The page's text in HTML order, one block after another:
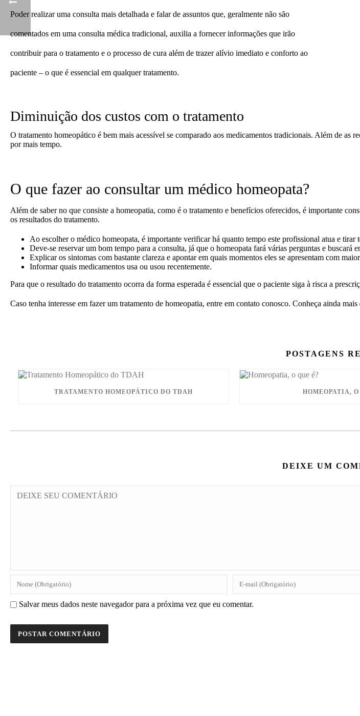
Poder realizar uma consulta mais detalhada e falar de assuntos que, geralmente não são
comentados em uma consulta médica tradicional, auxilia a fornecer informações que irão
contribuir para o tratamento e o processo de cura além de trazer alívio imediato e conforto ao
paciente – o que é essencial em qualquer tratamento.
Diminuição dos custos com o tratamento
O tratamento homeopático é bem mais acessível se comparado aos medicamentos tradicionais. Além de as
por mais tempo.
O que fazer ao consultar um médico homeopata?
Além de saber no que consiste a homeopatia, como é o tratamento e benefícios oferecidos, é importante
os resultados do tratamento.
Ao escolher o médico homeopata, é importante verificar há quanto tempo este profissional atua e tirar
Deve-se reservar um bom tempo para a consulta, já que o homeopata fará várias perguntas e buscará
Explicar os sintomas com bastante clareza e apontar em quais momentos eles se apresentam com
Informar quais medicamentos usa ou usou recentemente.
Para que o resultado do tratamento ocorra da forma esperada é essencial que o paciente siga à risca a
Caso tenha interesse em fazer um tratamento de homeopatia, entre em contato conosco. Conheça ainda
POSTAGENS
TRATAMENTO HOMEOPÁTICO DO TDAH HOMEOPATIA, O
DEIXE UM
Salvar meus dados neste navegador para a próxima vez que eu comentar.